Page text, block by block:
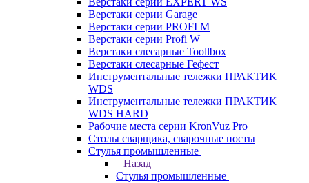
Верстаки серии Garage
Верстаки серии PROFI M
Верстаки серии Profi W
Верстаки слесарные Toollbox
Верстаки слесарные Гефест
Инструментальные тележки ПРАКТИК
WDS
Инструментальные тележки ПРАКТИК
WDS HARD
Рабочие места серии KronVuz Pro
Столы сварщика, сварочные посты
Стулья промышленные
Назад
Стулья промышленные